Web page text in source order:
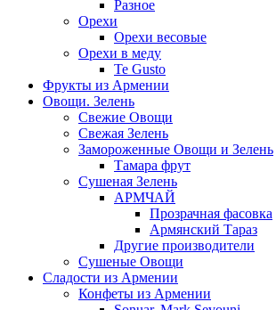
Разное
Орехи
Орехи весовые
Орехи в меду
Te Gusto
Фрукты из Армении
Овощи. Зелень
Свежие Овощи
Свежая Зелень
Замороженные Овощи и Зелень
Тамара фрут
Сушеная Зелень
АРМЧАЙ
Прозрачная фасовка
Армянский Тараз
Другие производители
Сушеные Овощи
Сладости из Армении
Конфеты из Армении